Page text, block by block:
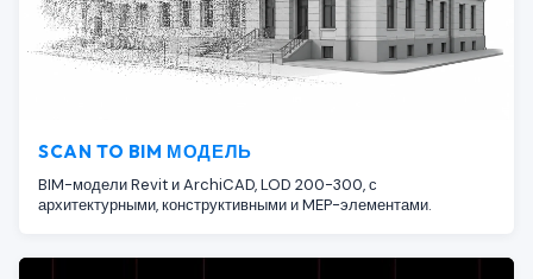
SCAN TO BIM МОДЕЛЬ
BIM-модели Revit и ArchiCAD, LOD 200-300, с
архитектурными, конструктивными и MEP-элементами.